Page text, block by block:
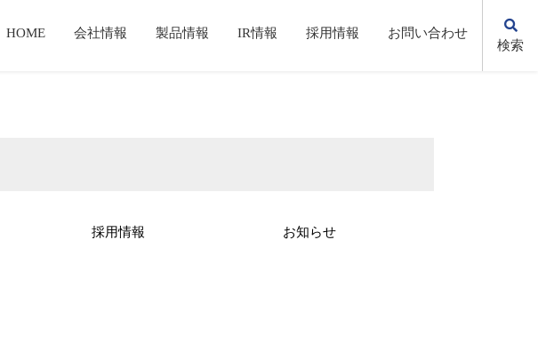
HOME 会社情報 製品情報 IR情報 採用情報
お問い合わせ
検索
採用情報 お知らせ